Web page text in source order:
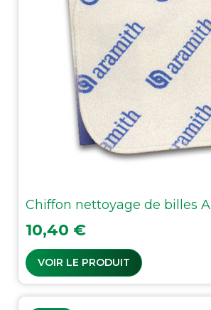
Chiffon nettoyage de billes
Prix
10,40 €
VOIR LE PRODUIT